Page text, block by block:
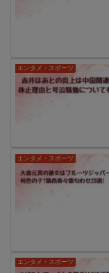
エンタメ・スポーツ
エンタメ・スポーツ
エンタメ・スポーツ